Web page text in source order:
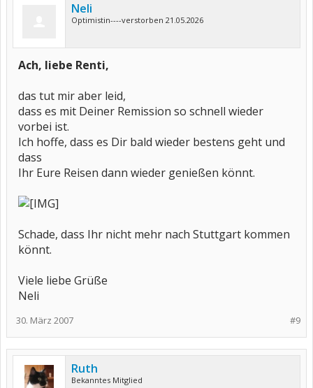
Neli
Optimistin----verstorben 21.05.2026
Ach, liebe Renti,
das tut mir aber leid,
dass es mit Deiner Remission so schnell wieder
vorbei ist.
Ich hoffe, dass es Dir bald wieder bestens geht und
dass
Ihr Eure Reisen dann wieder genießen könnt.
Schade, dass Ihr nicht mehr nach Stuttgart kommen
könnt.
Viele liebe Grüße
Neli
#9
30. März 2007
Ruth
Bekanntes Mitglied